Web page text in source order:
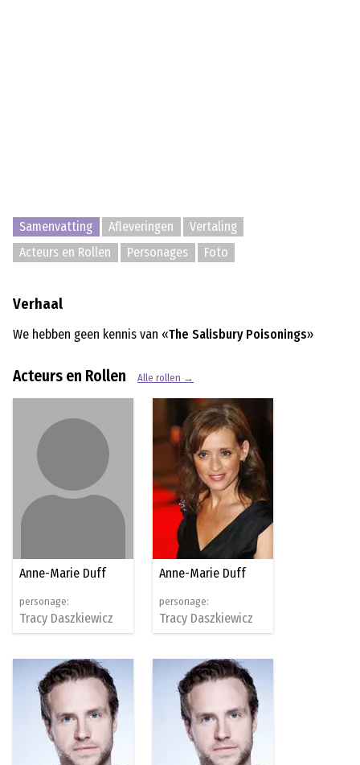
Samenvatting Afleveringen
Vertaling
Acteurs en Rollen
Personages Foto
Verhaal
We hebben geen kennis van «The Salisbury Poisonings»
Acteurs en Rollen Alle rollen →
Anne-Marie Duff
personage:
Tracy Daszkiewicz
Anne-Marie Duff
personage:
Tracy Daszkiewicz